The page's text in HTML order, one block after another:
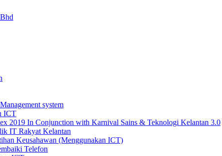
system
ICT
2019 In Conjunction with Karnival Sains & Teknologi Kelantan 3.0
IT Rakyat Kelantan
Keusahawan (Menggunakan ICT)
Telefon